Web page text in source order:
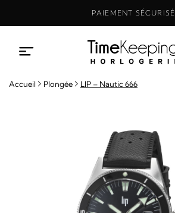
PAIEMENT SÉCURISÉ
Accueil Plongée LIP – Nautic 666